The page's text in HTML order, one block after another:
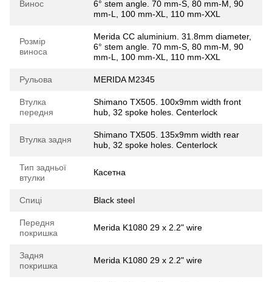
Винос
6° stem angle. 70 mm-S, 80 mm-M, 90
mm-L, 100 mm-XL, 110 mm-XXL
Розмір
виноса
Merida CC aluminium. 31.8mm diameter,
6° stem angle. 70 mm-S, 80 mm-M, 90
mm-L, 100 mm-XL, 110 mm-XXL
Рульова MERIDA M2345
Втулка
передня
Shimano TX505. 100x9mm width front
hub, 32 spoke holes. Centerlock
Втулка задня
Shimano TX505. 135x9mm width rear
hub, 32 spoke holes. Centerlock
Тип задньої
втулки
Касетна
Спиці Black steel
Передня
покришка
Merida K1080 29 x 2.2" wire
Задня
покришка
Merida K1080 29 x 2.2" wire